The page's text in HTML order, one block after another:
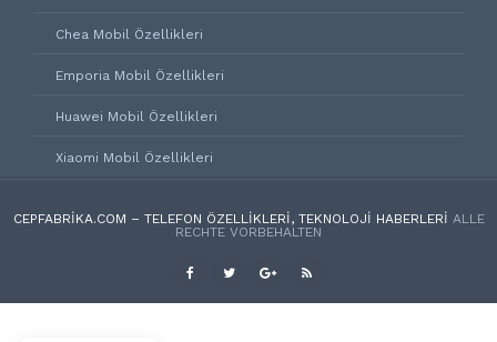
Chea Mobil Özellikleri
Emporia Mobil Özellikleri
Huawei Mobil Özellikleri
Xiaomi Mobil Özellikleri
CEPFABRIKA.COM – TELEFON ÖZELLIKLERI, TEKNOLOJI HABERLERI ALLE
RECHTE VORBEHALTEN